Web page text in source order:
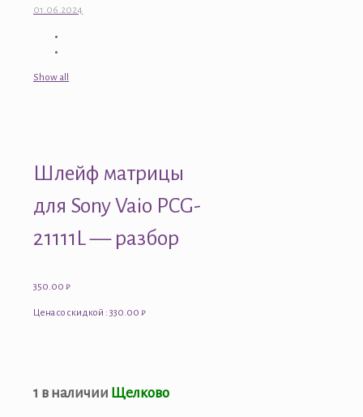
01.06.2024
Show all
Шлейф матрицы
для Sony Vaio PCG-
21111L — разбор
350.00 ₽
Цена со скидкой : 330.00 ₽
1 в наличии Щелково